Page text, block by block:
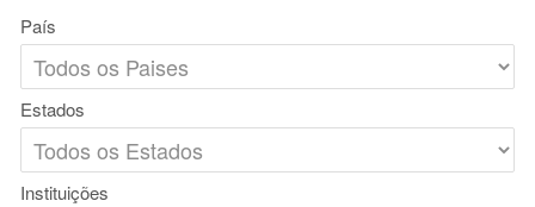
País
Estados
Instituições